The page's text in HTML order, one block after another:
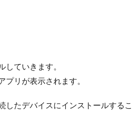
ていきます。
リが表示されます。
したデバイスにインストールするこ